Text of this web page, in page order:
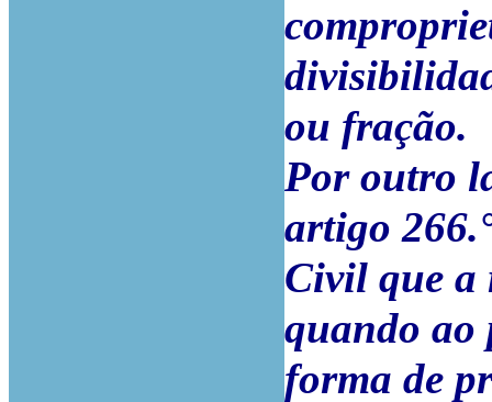
ou fração.
Por outro
artigo
Civil que a
quando ao
forma de